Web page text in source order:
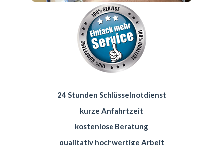
24 Stunden Schlüsselnotdienst
kurze Anfahrtzeit
kostenlose Beratung
qualitativ hochwertige Arbeit